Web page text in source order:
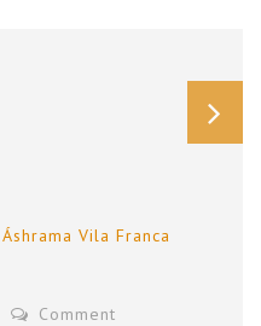
Áshrama Vila Franca
Comment